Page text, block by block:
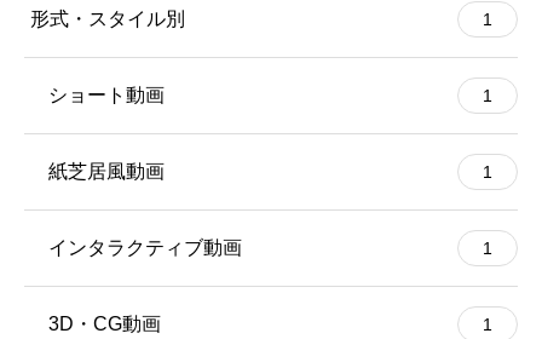
形式・スタイル別 1
ショート動画 1
紙芝居風動画 1
インタラクティブ動画 1
3D・CG動画 1